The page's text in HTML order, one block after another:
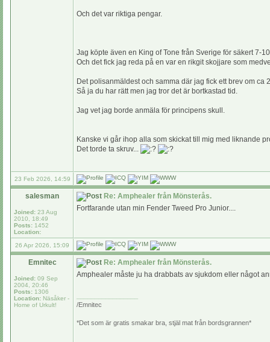
Och det var riktiga pengar.
Jag köpte även en King of Tone från Sverige för säkert 7-
Och det fick jag reda på en var en rikgit skojjare som
Det polisanmäldest och samma där jag fick ett brev om ca
Så ja du har rätt men jag tror det är bortkastad tid.
Jag vet jag borde anmäla för principens skull.
Kanske vi går ihop alla som skickat till mig med liknande
Det torde ta skruv...
23 Feb 2026, 14:59
salesman
Joined: 23 Aug
2010, 18:49
Posts: 1452
Location:
Re: Amphealer från Mönsterås.
Fortfarande utan min Fender Tweed Pro Junior....
26 Apr 2026, 15:09
Emnitec
Joined: 09 Sep
2004, 20:46
Posts: 1306
Location: Näsåker -
Home of Urkult!
Re: Amphealer från Mönsterås.
Amphealer måste ju ha drabbats av sjukdom eller något
/Emnitec
*Det som är gratis smakar bra, stjäl mat från bordsgrannen*